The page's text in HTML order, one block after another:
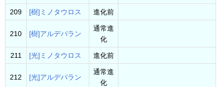
209 [樹]ミノタウロス 進化前
210 [樹]アルデバラン
通常進
化
211 [光]ミノタウロス 進化前
212 [光]アルデバラン
通常進
化